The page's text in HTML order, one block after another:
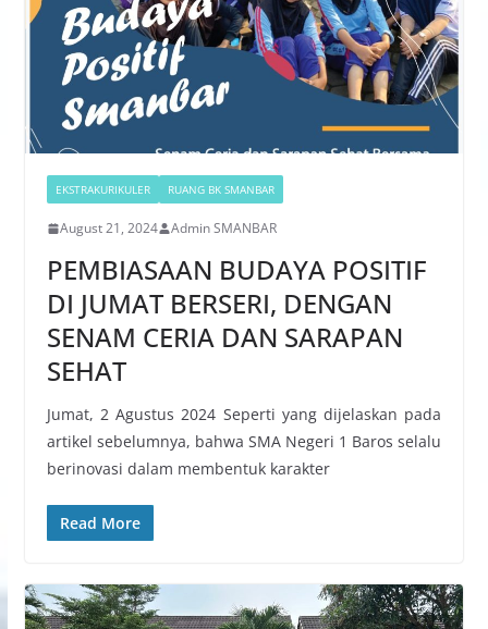
EKSTRAKURIKULER RUANG BK SMANBAR
August 21, 2024 Admin SMANBAR
PEMBIASAAN BUDAYA POSITIF
DI JUMAT BERSERI, DENGAN
SENAM CERIA DAN SARAPAN
SEHAT
Jumat, 2 Agustus 2024 Seperti yang dijelaskan pada
artikel sebelumnya, bahwa SMA Negeri 1 Baros selalu
berinovasi dalam membentuk karakter
Read More